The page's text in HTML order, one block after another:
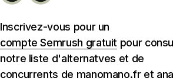
Inscrivez-vous pour un
compte Semrush gratuit pour
notre liste d'alternatves et de
concurrents de manomano.fr et